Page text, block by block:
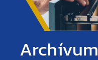
Archívum